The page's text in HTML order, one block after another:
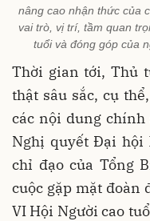
nâng cao nhận thức của
vai trò, vị trí, tầm quan
tuổi và đóng góp của
Thời gian tới, Thủ
thật sâu sắc, cụ
các nội dung chính
Nghị quyết Đại hội
chỉ đạo của Tổng
cuộc gặp mặt đoàn
VI Hội Người cao